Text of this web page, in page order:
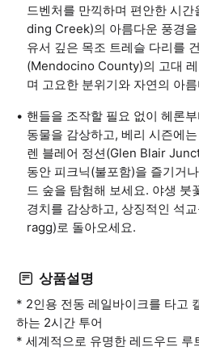
드벤처를 만끽하며 편안한 시
ding Creek)의 아름다운 풍경
유서 깊은 목조 트레슬 다리를
(Mendocino County)의 고대
며 고요한 분위기와 자연의 아
핸들을 조작할 필요 없이 헤론
동물을 감상하고, 베리 시즌에
렌 블레어 정션(Glen Blair
동안 피크닉(불포함)을 즐기거
드 숲을 탐험해 보세요. 야생 붓
경치를 감상하고, 상징적인 석
ragg)로 돌아오세요.
상품설명
* 2인용 전동 레일바이크를 타고
하는 2시간 투어
* 세계적으로 유명한 레드우드 루